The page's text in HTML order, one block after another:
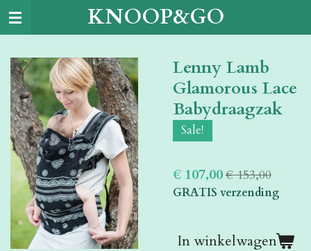
Ga
de
hoofdinhoud
KNOOP&GO
Lenny Lamb
Glamorous Lace
Babydraagzak
Sale!
€ 107,00€ 153,00
GRATIS verzending
In winkelwagen